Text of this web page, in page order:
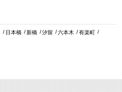
日本橋 新橋 汐留 六本木
有楽町